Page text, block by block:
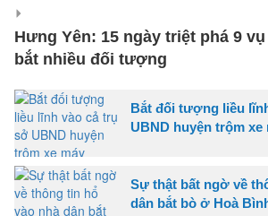
Hưng Yên: 15 ngày triệt phá 9
bắt nhiều đối tượng
Bắt đối tượng liều
UBND huyện trộm xe
Sự thật bất ngờ về
dân bắt bò ở Hoà